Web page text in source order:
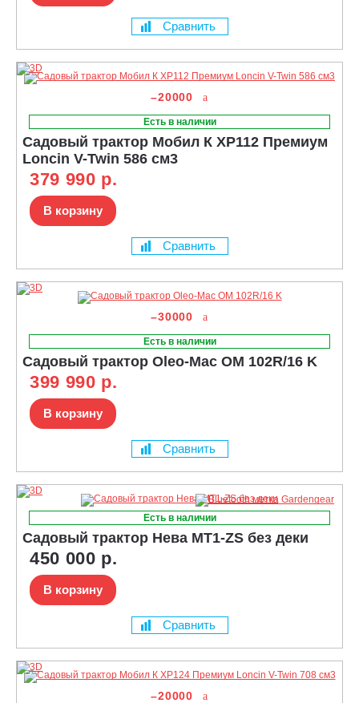
Сравнить
–20000
Есть в наличии
Садовый трактор Мобил К XP112 Премиум
Loncin V-Twin 586 см3
379 990 р.
В корзину
Сравнить
–30000
Есть в наличии
Садовый трактор Oleo-Mac OM 102R/16 K
399 990 р.
В корзину
Сравнить
Есть в наличии
Садовый трактор Нева MT1-ZS без деки
450 000 р.
В корзину
Сравнить
–20000